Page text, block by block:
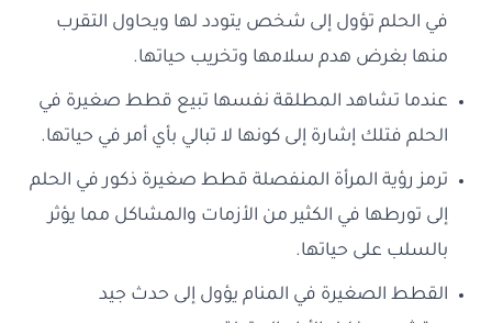
في الحلم تؤول إلى شخص يتودد لها ويحاول التقرب
منها بغرض هدم سلامها وتخريب حياتها.
عندما تشاهد المطلقة نفسها تبيع قطط صغيرة في
الحلم فتلك إشارة إلى كونها لا تبالي بأي أمر في حياتها.
ترمز رؤية المرأة المنفصلة قطط صغيرة ذكور في الحلم
إلى تورطها في الكثير من الأزمات والمشاكل مما يؤثر
بالسلب على حياتها.
القطط الصغيرة في المنام يؤول إلى حدث جيد